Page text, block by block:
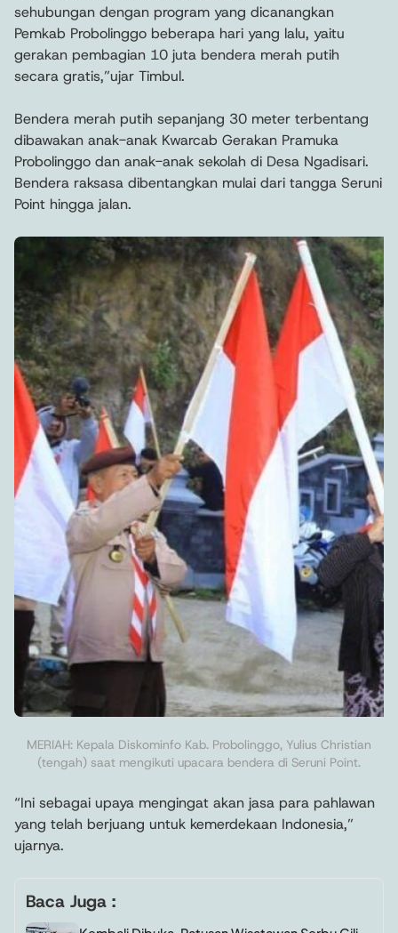
sehubungan dengan program yang dicanangkan
Pemkab Probolinggo beberapa hari yang lalu, yaitu
gerakan pembagian 10 juta bendera merah putih
secara gratis,”ujar Timbul.
Bendera merah putih sepanjang 30 meter terbentang
dibawakan anak-anak Kwarcab Gerakan Pramuka
Probolinggo dan anak-anak sekolah di Desa Ngadisari.
Bendera raksasa dibentangkan mulai dari tangga Seruni
Point hingga jalan.
MERIAH: Kepala Diskominfo Kab. Probolinggo, Yulius Christian
(tengah) saat mengikuti upacara bendera di Seruni Point.
“Ini sebagai upaya mengingat akan jasa para pahlawan
yang telah berjuang untuk kemerdekaan Indonesia,”
ujarnya.
Baca Juga :